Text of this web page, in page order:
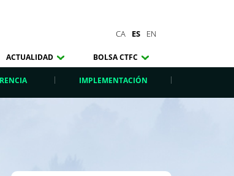
CA ES EN
ACTUALIDAD BOLSA CTFC
IMPLEMENTACIÓN